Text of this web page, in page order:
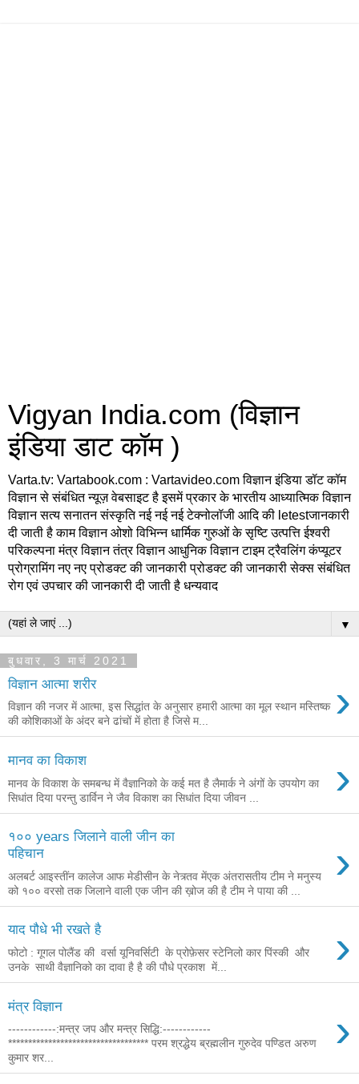
Vigyan India.com (विज्ञान
इंडिया डाट कॉम )
Varta.tv: Vartabook.com : Vartavideo.com विज्ञान इंडिया डॉट कॉम
विज्ञान से संबंधित न्यूज़ वेबसाइट है इसमें प्रकार के भारतीय आध्यात्मिक विज्ञान
विज्ञान सत्य सनातन संस्कृति नई नई नई टेक्नोलॉजी आदि की letestजानकारी
दी जाती है काम विज्ञान ओशो विभिन्न धार्मिक गुरुओं के सृष्टि उत्पत्ति ईश्वरी
परिकल्पना मंत्र विज्ञान तंत्र विज्ञान आधुनिक विज्ञान टाइम ट्रैवलिंग कंप्यूटर
प्रोग्रामिंग नए नए प्रोडक्ट की जानकारी प्रोडक्ट की जानकारी सेक्स संबंधित
रोग एवं उपचार की जानकारी दी जाती है धन्यवाद
▼
बुधवार, 3 मार्च 2021
विज्ञान आत्‍मा शरीर ›
विज्ञान की नजर में आत्मा, इस सिद्धांत के अनुसार हमारी आत्मा का मूल स्थान मस्तिष्क
की कोशिकाओं के अंदर बने ढांचों में होता है जिसे म...
मानव का विकाश ›
मानव के विकाश के समबन्ध में वैज्ञानिको के कई मत है लैमार्क ने अंगों के उपयोग का
सिधांत दिया परन्तु डार्विन ने जैव विकाश का सिधांत दिया जीवन ...
१०० years जिलाने वाली जीन का
पहिचान
›
अलबर्ट आइस्तींन कालेज आफ मेडीसीन के नेत्र्तव मेंएक अंतरासतीय टीम ने मनुस्य
को १०० वरसो तक जिलाने वाली एक जीन की ख़ोज की है टीम ने पाया की ...
याद पौधे भी रखते है ›
फोटो : गूगल पोलैंड की वर्सा यूनिवर्सिटी के प्रोफ़ेसर स्टेनिलो कार पिंस्की और
उनके साथी वैज्ञानिको का दावा है है की पौधे प्रकाश में...
मंत्र विज्ञान ›
------------:मन्त्र जप और मन्त्र सिद्धि:------------
*********************************** परम श्रद्धेय ब्रह्मलीन गुरुदेव पण्डित अरुण
कुमार शर...